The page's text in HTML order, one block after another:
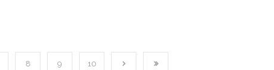
8 9 10